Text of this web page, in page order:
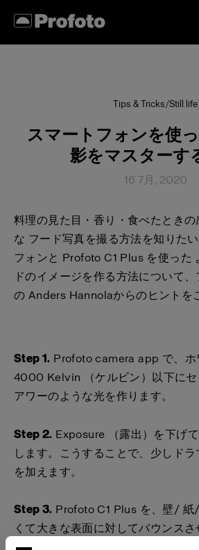
Tips & Tricks/Still life
スマートフォンを使
影をマスターす
16 7月, 2020
料理の見た目・香り・食べたときの
な フード写真を撮る方法を知りた
フォンと Profoto C1 Plus を使った
ドのイメージを作る方法について
の Anders Hannolaからのヒントを
Step 1. Profoto camera app で、ホ
4000 Kelvin （ケルビン）以下にセ
アワーのような光を作ります。
Step 2. Exposure （露出）を下げ
します。こうすることで、少しド
を加えます。
Step 3. Profoto C1 Plus を、壁/ 紙
くて大きな表面に対してバウンス
ことで、より大きな光源を作り出